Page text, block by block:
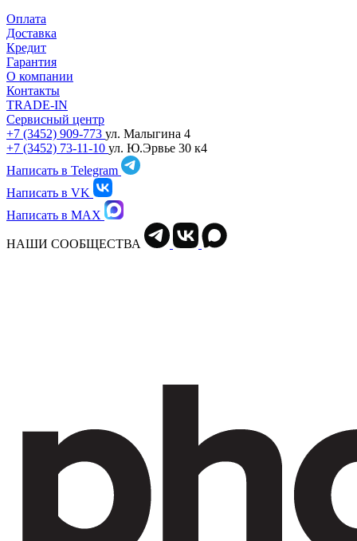
Оплата
Доставка
Кредит
Гарантия
О компании
Контакты
TRADE-IN
Сервисный центр
+7 (3452) 909-773 ул. Малыгина 4
+7 (3452) 73-11-10 ул. Ю.Эрвье 30 к4
Написать в Telegram
Написать в VK
Написать в MAX
НАШИ СООБЩЕСТВА